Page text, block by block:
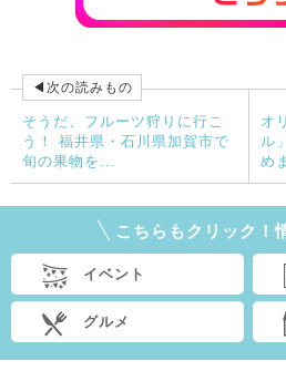
◀次の読みもの
そうだ、フルーツ狩りに行こ
う！ 福井県・石川県加賀市で
旬の果物を...
オ
ル
め
こちらもクリック！
イベント
グルメ